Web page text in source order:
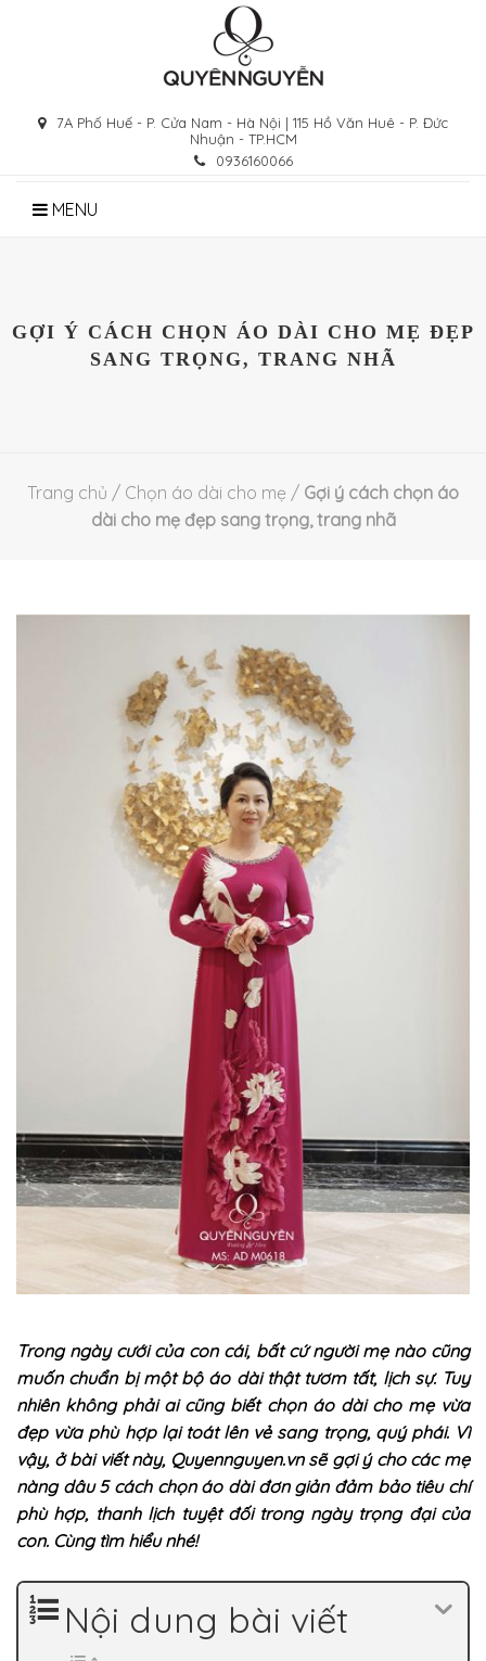
7A Phố Huế - P. Cửa Nam - Hà Nội | 115 Hồ Văn Huê - P. Đức
Nhuận - TP.HCM
0936160066
MENU
GỢI Ý CÁCH CHỌN ÁO DÀI CHO MẸ ĐẸP
SANG TRỌNG, TRANG NHÃ
Trang chủ / Chọn áo dài cho mẹ / Gợi ý cách chọn áo
dài cho mẹ đẹp sang trọng, trang nhã
Trong ngày cưới của con cái, bất cứ người mẹ nào cũng
muốn chuẩn bị một bộ áo dài thật tươm tất, lịch sự. Tuy
nhiên không phải ai cũng biết chọn áo dài cho mẹ vừa
đẹp vừa phù hợp lại toát lên vẻ sang trọng, quý phái. Vì
vậy, ở bài viết này, Quyennguyen.vnsẽ gợi ý cho các mẹ
nàng dâu 5 cách chọn áo dài đơn giản đảm bảo tiêu chí
phù hợp, thanh lịch tuyệt đối trong ngày trọng đại của
con. Cùng tìm hiểu nhé!
Nội dung bài viết